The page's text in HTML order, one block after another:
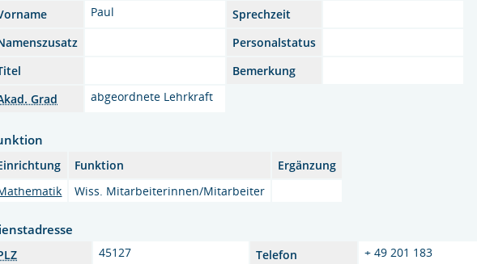
Paul
Sprechzeit
Personalstatus
Bemerkung
Grad
abgeordnete Lehrkraft
Funktion
Ergänzung
Wiss. Mitarbeiterinnen/Mitarbeiter
45127 Telefon
+ 49 201 183